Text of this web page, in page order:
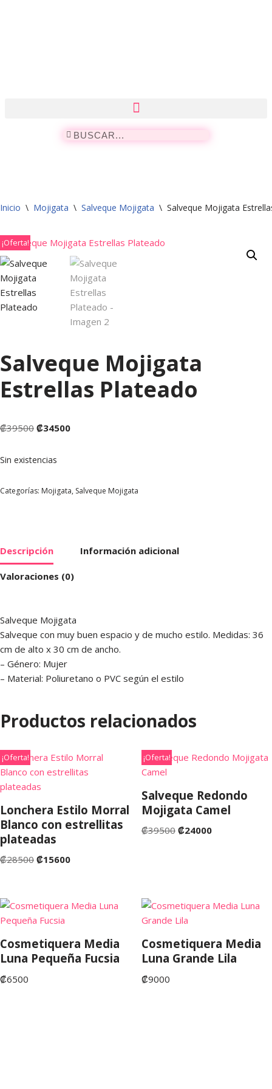
Inicio \ Mojigata \ Salveque Mojigata \ Salveque Mojigata
¡Oferta!
Salveque Mojigata
Estrellas Plateado
₡39500 ₡34500
Sin existencias
Categorías: Mojigata, Salveque Mojigata
Descripción Información adicional
Valoraciones (0)
Salveque Mojigata
Salveque con muy buen espacio y de mucho estilo. Medidas: 36
cm de alto x 30 cm de ancho.
– Género: Mujer
– Material: Poliuretano o PVC según el estilo
Productos relacionados
¡Oferta!
Lonchera Estilo Morral
Blanco con estrellitas
plateadas
₡28500 ₡15600
¡Oferta!
Salveque Redondo
Mojigata Camel
₡39500 ₡24000
Cosmetiquera Media
Luna Pequeña Fucsia
₡6500
Cosmetiquera Media
Luna Grande Lila
₡9000